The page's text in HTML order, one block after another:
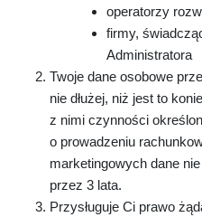
operatorzy
firmy,
Administratora
Twoje dane osobowe
nie dłużej, niż jest to
z nimi czynności
o prowadzeniu
marketingowych dane
przez 3 lata.
Przysługuje Ci prawo